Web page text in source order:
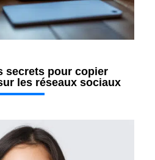
secrets pour copier
les réseaux sociaux